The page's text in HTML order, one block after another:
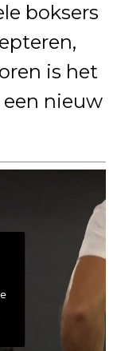
boksers
is het
nieuw